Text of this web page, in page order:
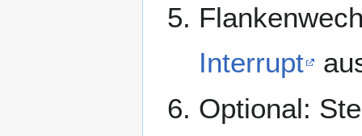
Interrupt
Optional: